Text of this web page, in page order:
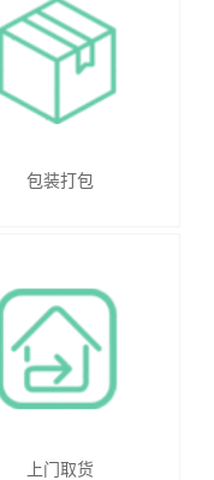
包装打包
上门取货